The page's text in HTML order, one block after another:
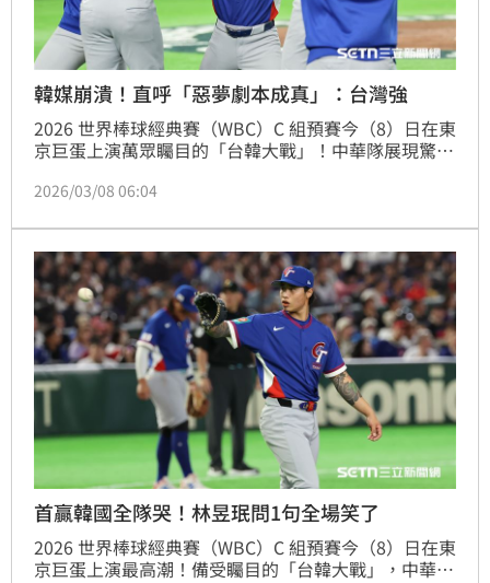
韓媒崩潰！直呼「惡夢劇本成真」：台灣強
2026 世界棒球經典賽（WBC）C 組預賽今（8）日在東
京巨蛋上演萬眾矚目的「台韓大戰」！中華隊展現驚人
氣走韓國。這場史詩級的敗仗，不僅重創韓國隊搶奪8
後韓媒直言，賽前最擔心的「惡夢劇本」果然成真，球
隊在體能與打線上全面慘遭輾壓！
2026/03/08 06:04
首贏韓國全隊哭！林昱珉問1句全場笑了
2026 世界棒球經典賽（WBC）C 組預賽今（8）日在東
京巨蛋上演最高潮！備受矚目的「台韓大戰」，中華隊